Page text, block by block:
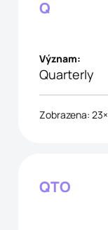
Q
Význam:
Quarterly
Zobrazena: 23×
QTO